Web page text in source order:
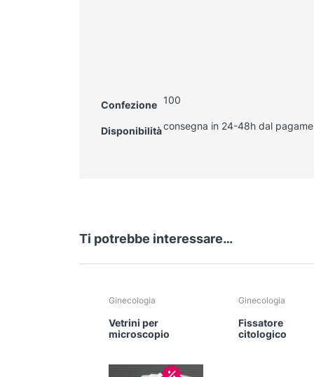
Confezione 100
Disponibilitàconsegna in 24-48h dal
Ti potrebbe interessare…
Ginecologia
Vetrini per
microscopio
In offerta!
Ginecologia
Fissatore
citologico